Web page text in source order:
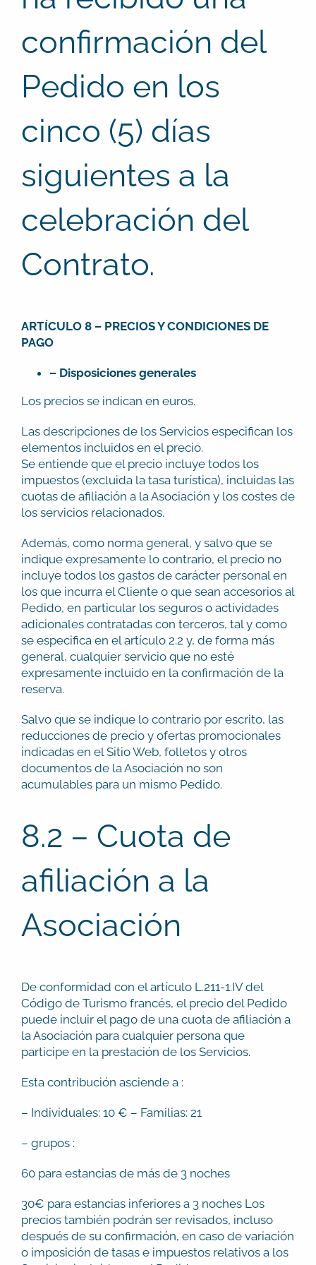
confirmación del
Pedido en los
cinco (5) días
siguientes a la
celebración del
Contrato.
ARTÍCULO 8 – PRECIOS Y CONDICIONES DE
PAGO
– Disposiciones generales
Los precios se indican en euros.
Las descripciones de los Servicios especifican los
elementos incluidos en el precio.
Se entiende que el precio incluye todos los
impuestos (excluida la tasa turística), incluidas las
cuotas de afiliación a la Asociación y los costes de
los servicios relacionados.
Además, como norma general, y salvo que se
indique expresamente lo contrario, el precio no
incluye todos los gastos de carácter personal en
los que incurra el Cliente o que sean accesorios al
Pedido, en particular los seguros o actividades
adicionales contratadas con terceros, tal y como
se especifica en el artículo 2.2 y, de forma más
general, cualquier servicio que no esté
expresamente incluido en la confirmación de la
reserva.
Salvo que se indique lo contrario por escrito, las
reducciones de precio y ofertas promocionales
indicadas en el Sitio Web, folletos y otros
documentos de la Asociación no son
acumulables para un mismo Pedido.
8.2 – Cuota de
afiliación a la
Asociación
De conformidad con el artículo L.211-1.IV del
Código de Turismo francés, el precio del Pedido
puede incluir el pago de una cuota de afiliación a
la Asociación para cualquier persona que
participe en la prestación de los Servicios.
Esta contribución asciende a :
– Individuales: 10 € – Familias: 21
– grupos :
60 para estancias de más de 3 noches
30€ para estancias inferiores a 3 noches Los
precios también podrán ser revisados, incluso
después de su confirmación, en caso de variación
o imposición de tasas e impuestos relativos a los